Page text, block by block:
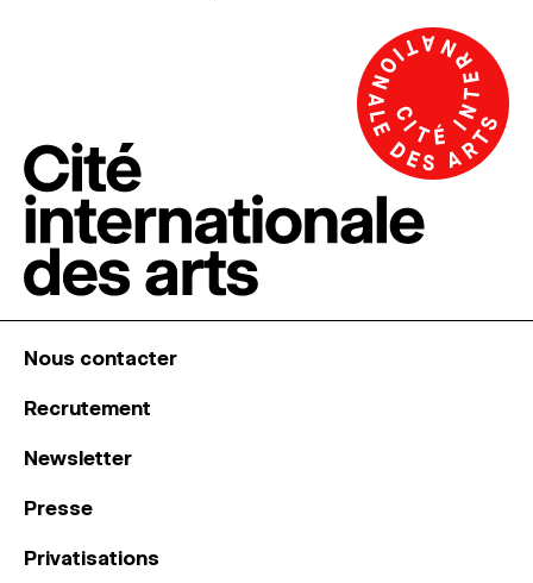
Nous contacter
Recrutement
Newsletter
Presse
Privatisations